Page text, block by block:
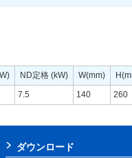
ND定格 (kW) W(mm)
7.5 140 260
ダウンロード